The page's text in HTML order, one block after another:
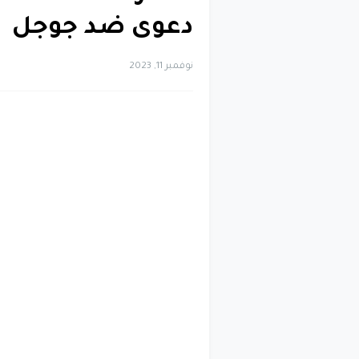
دعوى ضد جوجل
نوفمبر 11, 2023